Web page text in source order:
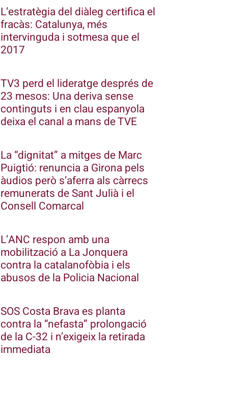
L’estratègia del diàleg certifica el
fracàs: Catalunya, més
intervinguda i sotmesa que el
2017
TV3 perd el lideratge després de
23 mesos: Una deriva sense
continguts i en clau espanyola
deixa el canal a mans de TVE
La “dignitat” a mitges de Marc
Puigtió: renuncia a Girona pels
àudios però s’aferra als càrrecs
remunerats de Sant Julià i el
Consell Comarcal
L’ANC respon amb una
mobilització a La Jonquera
contra la catalanofòbia i els
abusos de la Policia Nacional
SOS Costa Brava es planta
contra la “nefasta” prolongació
de la C-32 i n’exigeix la retirada
immediata